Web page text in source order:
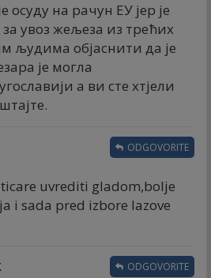
осуду на рачун ЕУ јер је
увоз жељеза из трећих
људима објаснити да је
је могла
а ви сте хтјели
uvrediti gladom,bolje
i sada pred izbore lazove
ODGOVORITE
ODGOVORITE